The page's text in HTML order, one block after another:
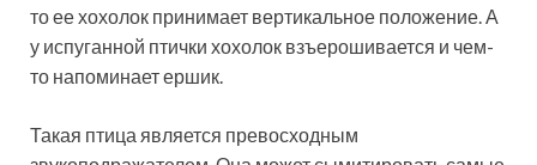
то ее хохолок принимает вертикальное положение. А
у испуганной птички хохолок взъерошивается и чем-
то напоминает ершик.
Такая птица является превосходным